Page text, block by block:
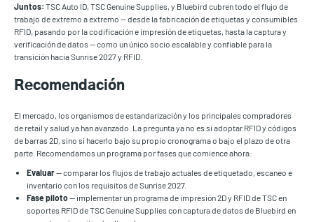
Juntos: TSC Auto ID, TSC Genuine Supplies, y Bluebird cubren todo el flujo de
trabajo de extremo a extremo — desde la fabricación de etiquetas y consumibles
RFID, pasando por la codificación e impresión de etiquetas, hasta la captura y
verificación de datos — como un único socio escalable y confiable para la
transición hacia Sunrise 2027 y RFID.
Recomendación
El mercado, los organismos de estandarización y los principales compradores
de retail y salud ya han avanzado. La pregunta ya no es si adoptar RFID y códigos
de barras 2D, sino si hacerlo bajo su propio cronograma o bajo el plazo de otra
parte. Recomendamos un programa por fases que comience ahora:
Evaluar— comparar los flujos de trabajo actuales de etiquetado, escaneo e
inventario con los requisitos de Sunrise 2027.
Fase piloto— implementar un programa de impresión 2D y RFID de TSC en
soportes RFID de TSC Genuine Supplies con captura de datos de Bluebird en